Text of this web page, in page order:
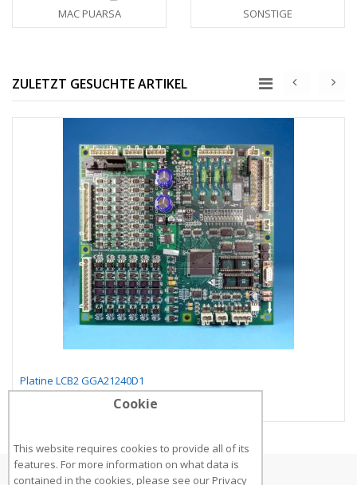
MAC PUARSA SONSTIGE
ZULETZT GESUCHTE ARTIKEL
Platine LCB2 GGA21240D1
Cookie
This website requires cookies to provide all of its
features. For more information on what data is
contained in the cookies, please see our Privacy